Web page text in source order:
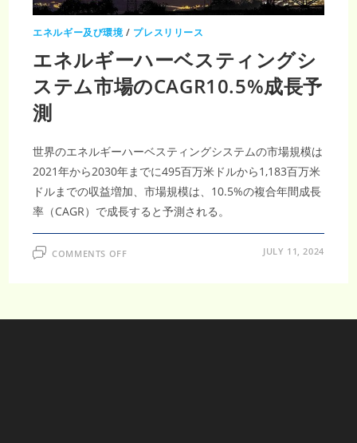
エネルギー及び環境/ プレスリリース
エネルギーハーベスティングシ
ステム市場のCAGR10.5%成長予
測
世界のエネルギーハーベスティングシステムの市場規模は
2021年から2030年までに495百万米ドルから1,183百万米
ドルまでの収益増加、市場規模は、10.5%の複合年間成長
率（CAGR）で成長すると予測される。
COMMENTS OFFON
ー
JULY 11, 2024